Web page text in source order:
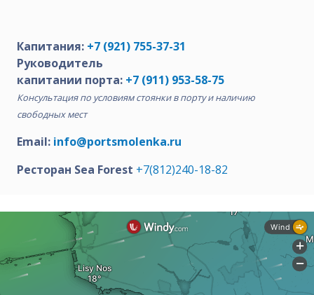
Капитания: +7 (921) 755-37-31
Руководитель
капитании порта: +7 (911) 953-58-75
Консультация по условиям стоянки в порту и наличию
свободных мест
Email: info@portsmolenka.ru
Ресторан Sea Forest +7(812)240-18-82